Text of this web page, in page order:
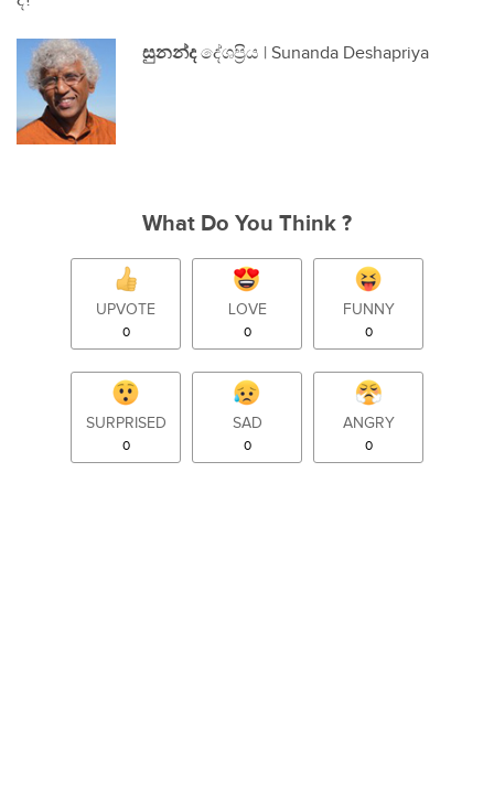
සුනන්දදේශප්‍රිය | Sunanda Deshapriya
What Do You Think ?
UPVOTE
0
LOVE
0
FUNNY
0
SURPRISED
0
SAD
0
ANGRY
0